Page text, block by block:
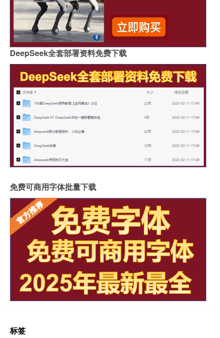
DeepSeek全套部署资料免费下载
免费可商用字体批量下载
标签